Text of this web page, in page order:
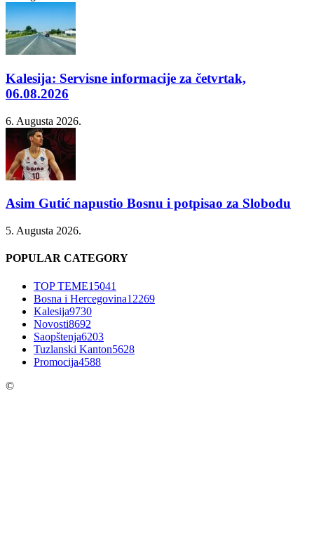
Kalesija: Servisne informacije za četvrtak,
06.08.2026
6. Augusta 2026.
Asim Gutić napustio Bosnu i potpisao za Slobodu
5. Augusta 2026.
POPULAR CATEGORY
TOP TEME15041
Bosna i Hercegovina12269
Kalesija9730
Novosti8692
Saopštenja6203
Tuzlanski Kanton5628
Promocija4588
©